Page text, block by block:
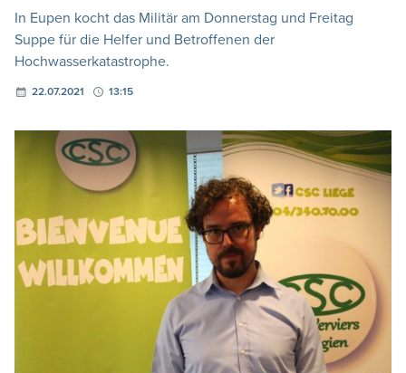
In Eupen kocht das Militär am Donnerstag und Freitag
Suppe für die Helfer und Betroffenen der
Hochwasserkatastrophe.
22.07.2021 13:15